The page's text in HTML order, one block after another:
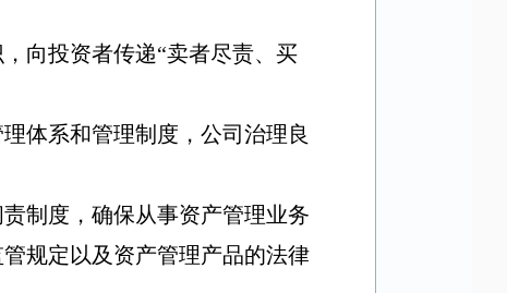
向投资者传递“卖者尽责、买
体系和管理制度，公司治理良
制度，确保从事资产管理业务
规定以及资产管理产品的法律